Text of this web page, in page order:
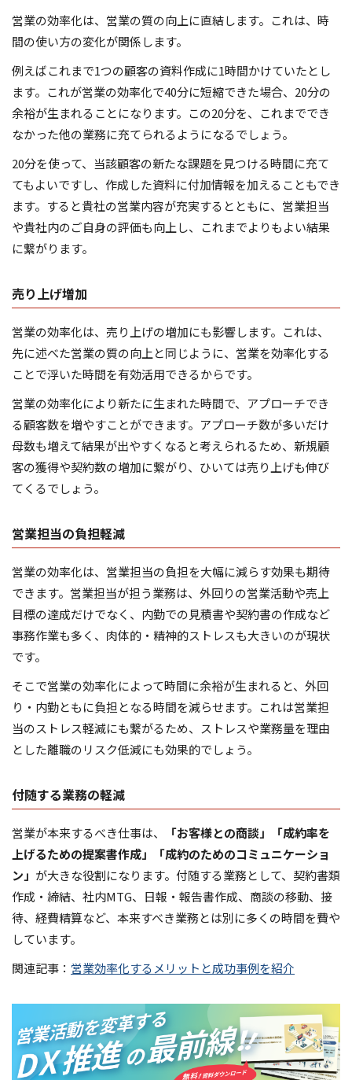
営業の効率化は、営業の質の向上に直結します。これは、時
間の使い方の変化が関係します。
例えばこれまで1つの顧客の資料作成に1時間かけていたとし
ます。これが営業の効率化で40分に短縮できた場合、20分の
余裕が生まれることになります。この20分を、これまででき
なかった他の業務に充てられるようになるでしょう。
20分を使って、当該顧客の新たな課題を見つける時間に充て
てもよいですし、作成した資料に付加情報を加えることもでき
ます。すると貴社の営業内容が充実するとともに、営業担当
や貴社内のご自身の評価も向上し、これまでよりもよい結果
に繋がります。
売り上げ増加
営業の効率化は、売り上げの増加にも影響します。これは、
先に述べた営業の質の向上と同じように、営業を効率化する
ことで浮いた時間を有効活用できるからです。
営業の効率化により新たに生まれた時間で、アプローチでき
る顧客数を増やすことができます。アプローチ数が多いだけ
母数も増えて結果が出やすくなると考えられるため、新規顧
客の獲得や契約数の増加に繋がり、ひいては売り上げも伸び
てくるでしょう。
営業担当の負担軽減
営業の効率化は、営業担当の負担を大幅に減らす効果も期待
できます。営業担当が担う業務は、外回りの営業活動や売上
目標の達成だけでなく、内勤での見積書や契約書の作成など
事務作業も多く、肉体的・精神的ストレスも大きいのが現状
です。
そこで営業の効率化によって時間に余裕が生まれると、外回
り・内勤ともに負担となる時間を減らせます。これは営業担
当のストレス軽減にも繋がるため、ストレスや業務量を理由
とした離職のリスク低減にも効果的でしょう。
付随する業務の軽減
営業が本来するべき仕事は、
「お客様との商談」「成約率を
上げるための提案書作成」「成約のためのコミュニケーショ
ン」 が大きな役割になります。付随する業務として、契約書類
作成・締結、社内MTG、日報・報告書作成、商談の移動、接
待、経費精算など、本来すべき業務とは別に多くの時間を費や
しています。
関連記事： 営業効率化するメリットと成功事例を紹介